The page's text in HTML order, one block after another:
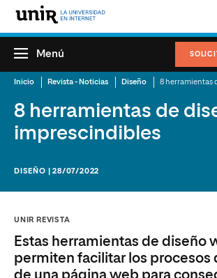
Menú
Inicio Revista - Noticias Diseño
8 herramientas de
imprescindibles
DISEÑO | 28/07/2022
UNIR REVISTA
Estas herramientas de diseño
permiten facilitar los procesos
de una página web para